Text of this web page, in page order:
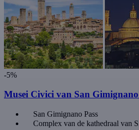
-5%
Musei Civici van San Gimignano
San Gimignano Pass
Complex van de kathedraal van